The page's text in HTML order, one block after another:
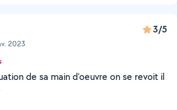
2023
3/5
de sa main d'oeuvre on se revoit il